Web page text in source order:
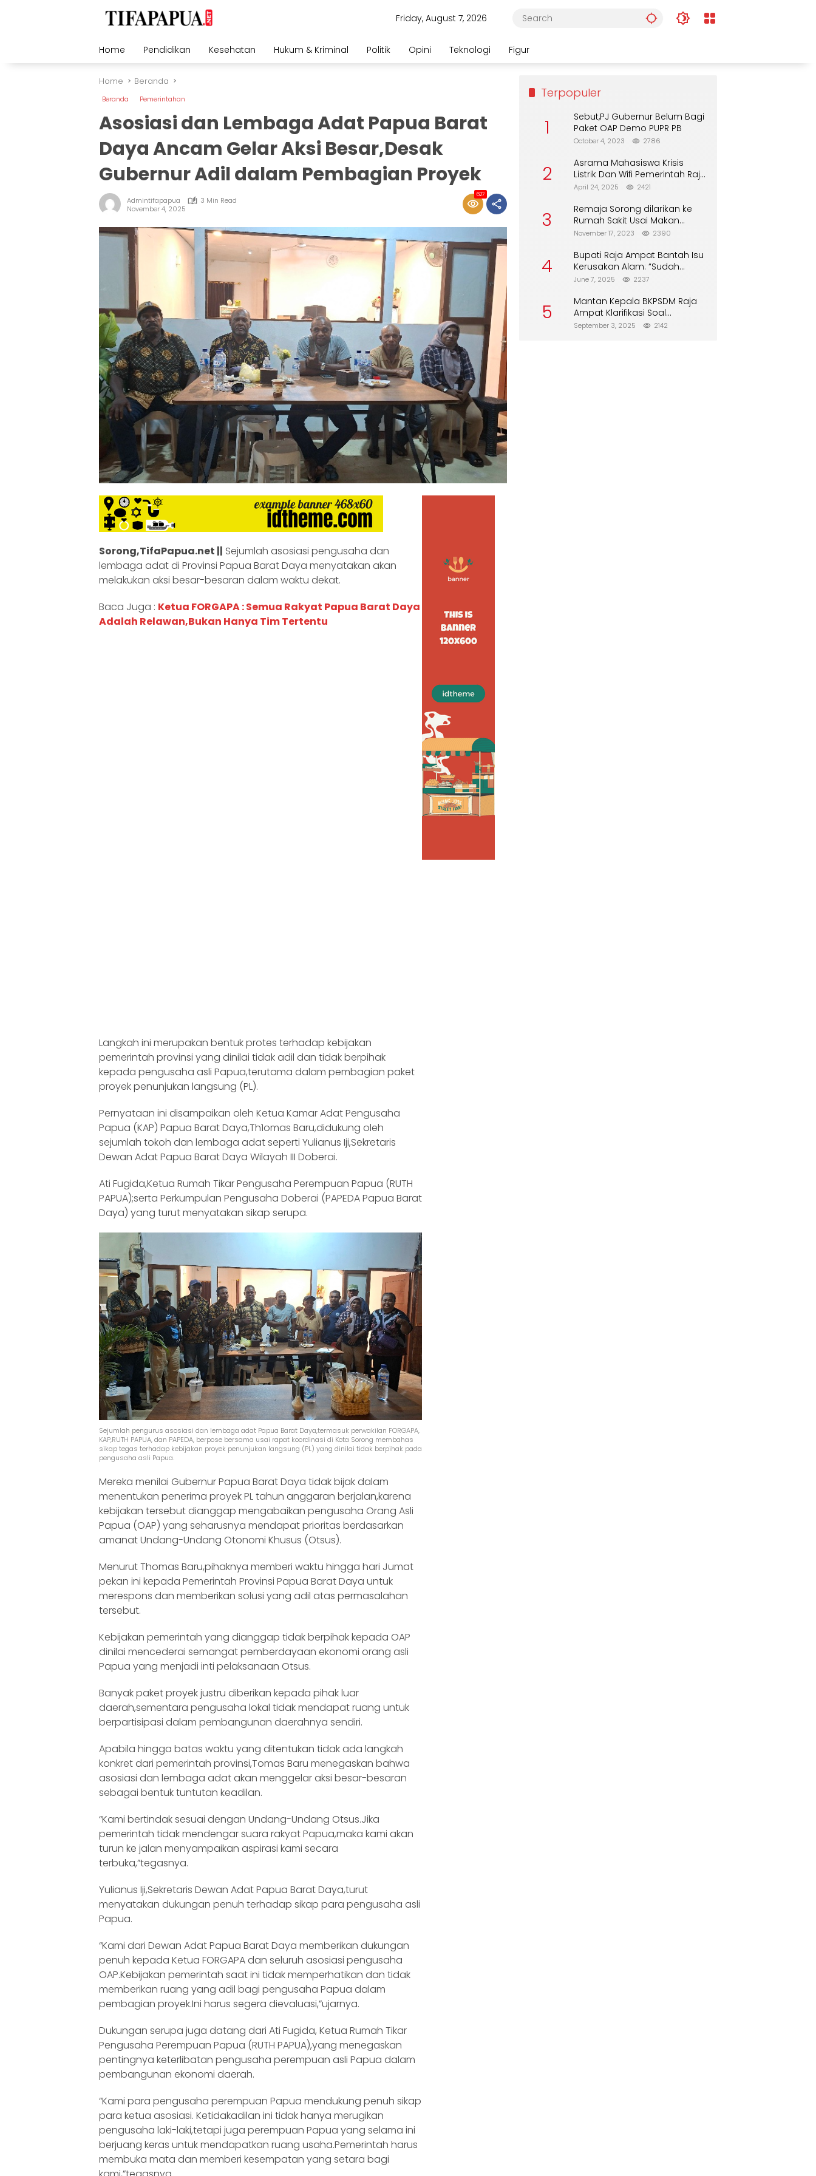
Friday, August 7, 2026
Home Pendidikan Kesehatan Hukum & Kriminal Politik Opini Teknologi Figur
Home Beranda
Beranda Pemerintahan
Asosiasi dan Lembaga Adat Papua Barat
Daya Ancam Gelar Aksi Besar,Desak
Gubernur Adil dalam Pembagian Proyek
Admintifapapua
3 Min Read
November 4, 2025
627
Sorong,TifaPapua.net || Sejumlah asosiasi pengusaha dan
lembaga adat di Provinsi Papua Barat Daya menyatakan akan
melakukan aksi besar-besaran dalam waktu dekat.
Baca Juga : Ketua FORGAPA : Semua Rakyat Papua Barat Daya
Adalah Relawan,Bukan Hanya Tim Tertentu
Langkah ini merupakan bentuk protes terhadap kebijakan
pemerintah provinsi yang dinilai tidak adil dan tidak berpihak
kepada pengusaha asli Papua,terutama dalam pembagian paket
proyek penunjukan langsung (PL).
Pernyataan ini disampaikan oleh Ketua Kamar Adat Pengusaha
Papua (KAP) Papua Barat Daya,Th1omas Baru,didukung oleh
sejumlah tokoh dan lembaga adat seperti Yulianus Iji,Sekretaris
Dewan Adat Papua Barat Daya Wilayah III Doberai.
Ati Fugida,Ketua Rumah Tikar Pengusaha Perempuan Papua (RUTH
PAPUA);serta Perkumpulan Pengusaha Doberai (PAPEDA Papua Barat
Daya) yang turut menyatakan sikap serupa.
Sejumlah pengurus asosiasi dan lembaga adat Papua Barat Daya,termasuk perwakilan FORGAPA,
KAP,RUTH PAPUA, dan PAPEDA, berpose bersama usai rapat koordinasi di Kota Sorong membahas
sikap tegas terhadap kebijakan proyek penunjukan langsung (PL) yang dinilai tidak berpihak pada
pengusaha asli Papua.
Mereka menilai Gubernur Papua Barat Daya tidak bijak dalam
menentukan penerima proyek PL tahun anggaran berjalan,karena
kebijakan tersebut dianggap mengabaikan pengusaha Orang Asli
Papua (OAP) yang seharusnya mendapat prioritas berdasarkan
amanat Undang-Undang Otonomi Khusus (Otsus).
Menurut Thomas Baru,pihaknya memberi waktu hingga hari Jumat
pekan ini kepada Pemerintah Provinsi Papua Barat Daya untuk
merespons dan memberikan solusi yang adil atas permasalahan
tersebut.
Kebijakan pemerintah yang dianggap tidak berpihak kepada OAP
dinilai mencederai semangat pemberdayaan ekonomi orang asli
Papua yang menjadi inti pelaksanaan Otsus.
Banyak paket proyek justru diberikan kepada pihak luar
daerah,sementara pengusaha lokal tidak mendapat ruang untuk
berpartisipasi dalam pembangunan daerahnya sendiri.
Apabila hingga batas waktu yang ditentukan tidak ada langkah
konkret dari pemerintah provinsi,Tomas Baru menegaskan bahwa
asosiasi dan lembaga adat akan menggelar aksi besar-besaran
sebagai bentuk tuntutan keadilan.
“Kami bertindak sesuai dengan Undang-Undang Otsus.Jika
pemerintah tidak mendengar suara rakyat Papua,maka kami akan
turun ke jalan menyampaikan aspirasi kami secara
terbuka,”tegasnya.
Yulianus Iji,Sekretaris Dewan Adat Papua Barat Daya,turut
menyatakan dukungan penuh terhadap sikap para pengusaha asli
Papua.
“Kami dari Dewan Adat Papua Barat Daya memberikan dukungan
penuh kepada Ketua FORGAPA dan seluruh asosiasi pengusaha
OAP.Kebijakan pemerintah saat ini tidak memperhatikan dan tidak
memberikan ruang yang adil bagi pengusaha Papua dalam
pembagian proyek.Ini harus segera dievaluasi,”ujarnya.
Dukungan serupa juga datang dari Ati Fugida, Ketua Rumah Tikar
Pengusaha Perempuan Papua (RUTH PAPUA),yang menegaskan
pentingnya keterlibatan pengusaha perempuan asli Papua dalam
pembangunan ekonomi daerah.
“Kami para pengusaha perempuan Papua mendukung penuh sikap
para ketua asosiasi. Ketidakadilan ini tidak hanya merugikan
pengusaha laki-laki,tetapi juga perempuan Papua yang selama ini
berjuang keras untuk mendapatkan ruang usaha.Pemerintah harus
membuka mata dan memberi kesempatan yang setara bagi
Terpopuler
1
Sebut,PJ Gubernur Belum Bagi
Paket OAP Demo PUPR PB
October 4, 2023 2786
2
Asrama Mahasiswa Krisis
Listrik Dan Wifi Pemerintah Raja
Ampat Alasan Tunggu DPA
April 24, 2025 2421
3
Remaja Sorong dilarikan ke
Rumah Sakit Usai Makan
Biskuit dari Alfamart
November 17, 2023 2390
4
Bupati Raja Ampat Bantah Isu
Kerusakan Alam: “Sudah
Direboisasi dan Tidak Merusak
June 7, 2025 2237
5
Mantan Kepala BKPSDM Raja
Ampat Klarifikasi Soal
Pergantian Jabatan
September 3, 2025 2142